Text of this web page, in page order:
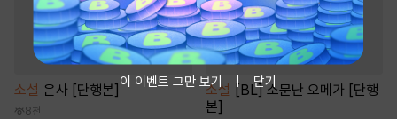
소설 은사 [단행본]
8천
소설 [BL] 소문난 오메가 [단행
본]
이 이벤트 그만 보기 닫기